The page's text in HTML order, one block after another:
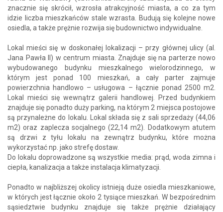
znacznie się skrócił, wzrosła atrakcyjność miasta, a co za tym
idzie liczba mieszkańców stale wzrasta. Budują się kolejne nowe
osiedla, a także prężnie rozwija się budownictwo indywidualne.
Lokal mieści się w doskonałej lokalizacji – przy głównej ulicy (al.
Jana Pawła II) w centrum miasta. Znajduje się na parterze nowo
wybudowanego budynku mieszkalnego wielorodzinnego, w
którym jest ponad 100 mieszkań, a cały parter zajmuje
powierzchnia handlowo – usługowa – łącznie ponad 2500 m2.
Lokal mieści się wewnątrz galerii handlowej. Przed budynkiem
znajduje się ponadto duży parking, na którym 2 miejsca postojowe
są przynależne do lokalu. Lokal składa się z sali sprzedaży (44,06
m2) oraz zaplecza socjalnego (22,14 m2). Dodatkowym atutem
są drzwi z tyłu lokalu na zewnątrz budynku, które można
wykorzystać np. jako strefę dostaw.
Do lokalu doprowadzone są wszystkie media: prąd, woda zimna i
ciepła, kanalizacja a także instalacja klimatyzacji.
Ponadto w najbliższej okolicy istnieją duże osiedla mieszkaniowe,
w których jest łącznie około 2 tysiące mieszkań. W bezpośrednim
sąsiedztwie budynku znajduje się także prężnie działający